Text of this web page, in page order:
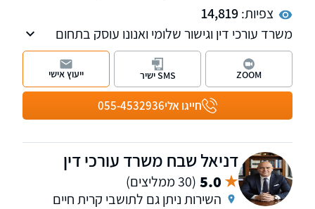
צפיות:14,819
משרד עורכי דין וגישור שלומי ואנונו עוסק בתחום
המשפחה והמעמד האישי על כל רבדיו, בתחום
האזרחי: תביעות בנושא לשון הרע, סכסוכי שכנים
ופינוי מושכר. בנוסף, פועלת במשרד גם מחלקת
חייגו אלי055-4532936
ZOOM SMS ישיר ייעוץ אישי
דניאל שבח משרד עורכי דין
5.0 (30 ממליצים)
השירות ניתן גם לתושבי קרית חיים